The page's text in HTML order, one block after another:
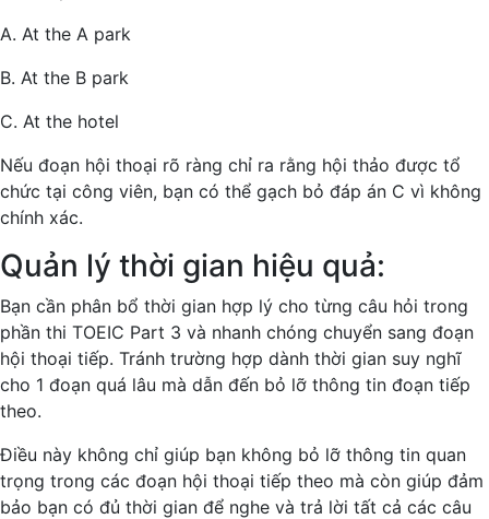
A. At the A park
B. At the B park
C. At the hotel
Nếu đoạn hội thoại rõ ràng chỉ ra rằng hội thảo được tổ
chức tại công viên, bạn có thể gạch bỏ đáp án C vì không
chính xác.
Quản lý thời gian hiệu quả:
Bạn cần phân bổ thời gian hợp lý cho từng câu hỏi trong
phần thi TOEIC Part 3 và nhanh chóng chuyển sang đoạn
hội thoại tiếp. Tránh trường hợp dành thời gian suy nghĩ
cho 1 đoạn quá lâu mà dẫn đến bỏ lỡ thông tin đoạn tiếp
theo.
Điều này không chỉ giúp bạn không bỏ lỡ thông tin quan
trọng trong các đoạn hội thoại tiếp theo mà còn giúp đảm
bảo bạn có đủ thời gian để nghe và trả lời tất cả các câu